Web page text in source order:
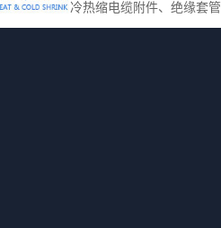
冷热缩电缆附件、绝缘套管